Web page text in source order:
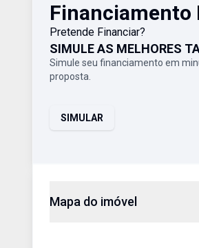
Financiamento
Pretende Financiar?
SIMULE AS MELHORES
Simule seu financiamento em
proposta.
SIMULAR
Mapa do imóvel